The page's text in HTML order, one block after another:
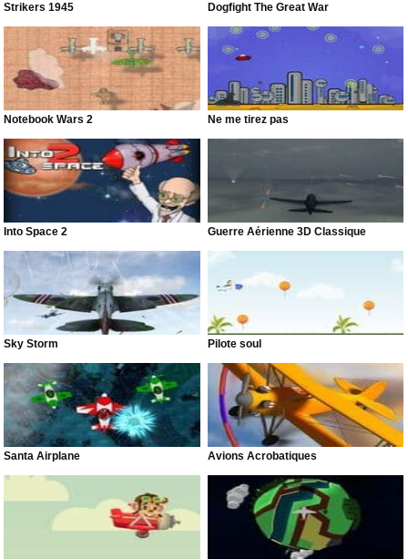
Strikers 1945 Dogfight The Great War
Notebook Wars 2 Ne me tirez pas
Into Space 2 Guerre Aérienne 3D Classique
Sky Storm Pilote soul
Santa Airplane Avions Acrobatiques